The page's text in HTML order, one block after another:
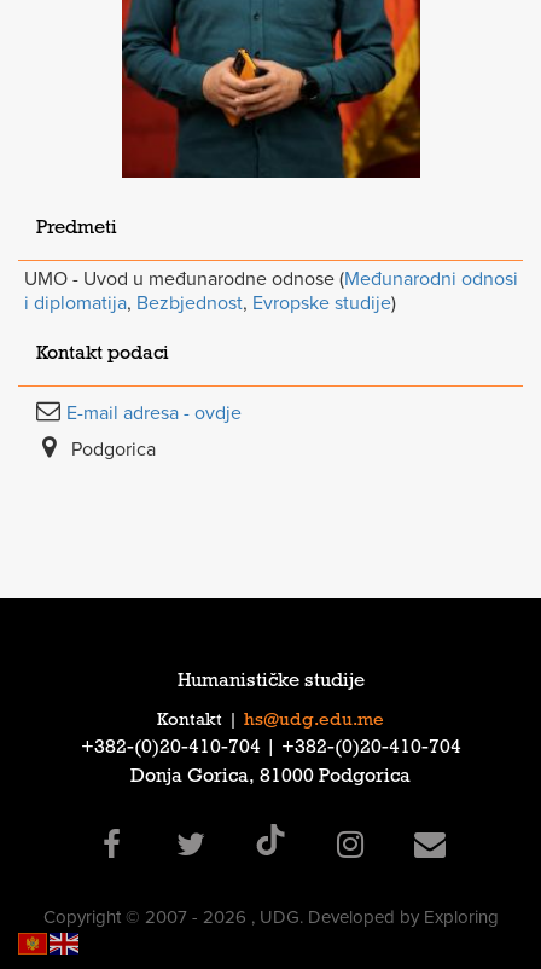
Predmeti
UMO - Uvod u međunarodne odnose (Međunarodni odnosi
i diplomatija, Bezbjednost, Evropske studije)
Kontakt podaci
E-mail adresa - ovdje
Podgorica
Humanističke studije
Kontakt hs@udg.edu.me
‎+382-(0)20-410-704‎ | ‎+382-(0)20-410-704‎
Donja Gorica, 81000 Podgorica
Copyright © 2007 - 2026 , UDG. Developed by Exploring